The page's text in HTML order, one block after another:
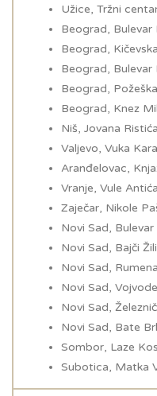
Užice, Tržni
Beograd,
Beograd,
Beograd, Bulevar
Beograd,
Beograd, Knez
Niš, Jovana
Valjevo, Vuka
Aranđelovac,
Vranje, Vule
Zaječar, Nikole
Novi Sad,
Novi Sad, Bajči
Novi Sad,
Novi Sad,
Novi Sad,
Novi Sad, Bate
Sombor, Laze
Subotica, Matka